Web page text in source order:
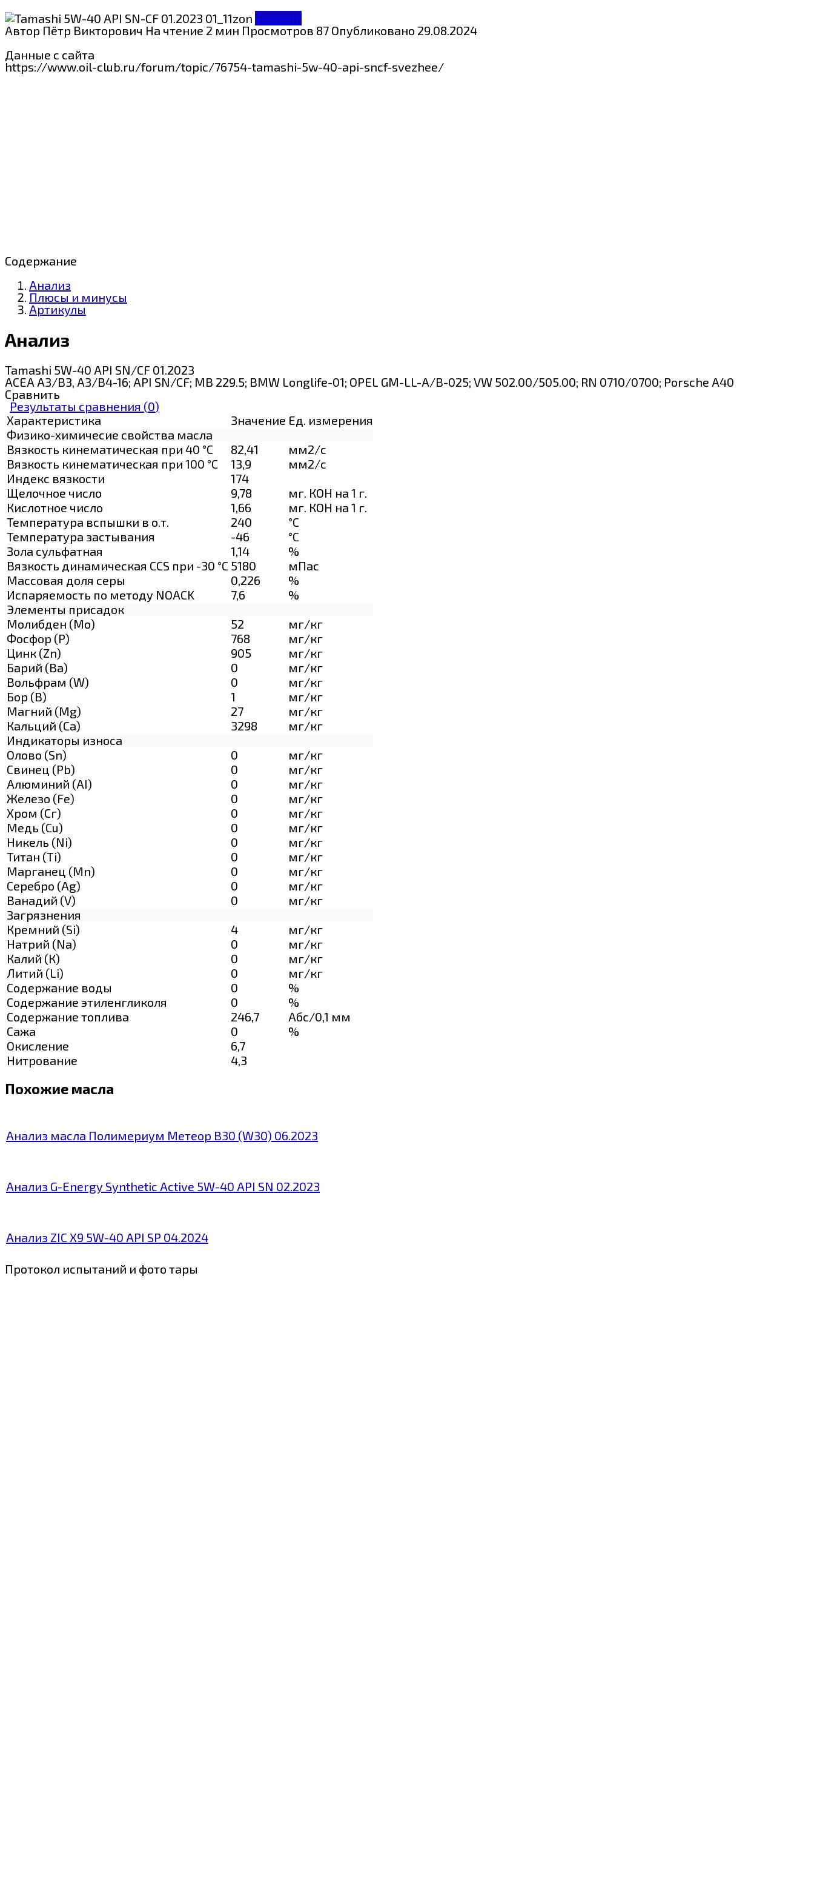
Tamashi
Автор Пётр Викторович На чтение 2 мин Просмотров 87 Опубликовано 29.08.2024
Данные с сайта
https://www.oil-club.ru/forum/topic/76754-tamashi-5w-40-api-sncf-svezhee/
Содержание
Анализ
Плюсы и минусы
Артикулы
Анализ
Tamashi 5W-40 API SN/CF 01.2023
ACEA A3/B3, A3/B4-16; API SN/CF; MB 229.5; BMW Longlife-01; OPEL GM-LL-A/B-025; VW 502.00/505.00; RN 0710/0700; Porsche A40
Сравнить
Результаты сравнения (0)
Характеристика
Значение Ед. измерения
Физико-химичесие свойства масла
Вязкость кинематическая при 40 °С
82,41
мм2/с
Вязкость кинематическая при 100 °С
13,9
мм2/с
Индекс вязкости
174
Щелочное число
9,78
мг. КОН на 1 г.
Кислотное число
1,66
мг. КОН на 1 г.
Температура вспышки в о.т.
240
°C
Температура застывания
-46
°C
Зола сульфатная
1,14
%
Вязкость динамическая CCS при -30 °С 5180
мПас
Массовая доля серы
0,226
%
Испаряемость по методу NOACK
7,6
%
Элементы присадок
Молибден (Мо)
52
мг/кг
Фосфор (Р)
768
мг/кг
Цинк (Zn)
905
мг/кг
Барий (Ва)
0
мг/кг
Вольфрам (W)
0
мг/кг
Бор (В)
1
мг/кг
Магний (Mg)
27
мг/кг
Кальций (Са)
3298
мг/кг
Индикаторы износа
Олово (Sn)
0
мг/кг
Свинец (Pb)
0
мг/кг
Алюминий (AI)
0
мг/кг
Железо (Fe)
0
мг/кг
Хром (Сг)
0
мг/кг
Медь (Cu)
0
мг/кг
Никель (Ni)
0
мг/кг
Титан (Ti)
0
мг/кг
Марганец (Mn)
0
мг/кг
Серебро (Ag)
0
мг/кг
Ванадий (V)
0
мг/кг
Загрязнения
Кремний (Si)
4
мг/кг
Натрий (Na)
0
мг/кг
Калий (К)
0
мг/кг
Литий (Li)
0
мг/кг
Содержание воды
0
%
Содержание этиленгликоля
0
%
Содержание топлива
246,7
Абс/0,1 мм
Сажа
0
%
Окисление
6,7
Нитрование
4,3
Похожие масла
Анализ масла Полимериум Метеор В30 (W30) 06.2023
Анализ G-Energy Synthetic Active 5W-40 API SN 02.2023
Анализ ZIC X9 5W-40 API SP 04.2024
Протокол испытаний и фото тары